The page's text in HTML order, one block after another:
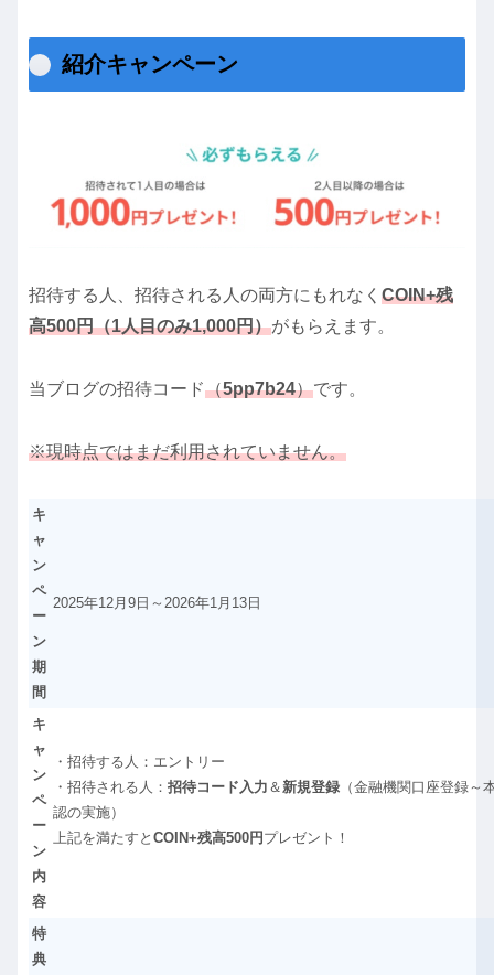
紹介キャンペーン
招待する人、招待される人の両方にもれなく COIN+残
高500円（1人目のみ1,000円）がもらえます。
当ブログの招待コード（5pp7b24）です。
※現時点ではまだ利用されていません。
キ
ャ
ン
ペ
ー
ン
期
間
2025年12月9日～2026年1月13日
キ
ャ
ン
ペ
ー
ン
内
容
・招待する人：エントリー
・招待される人： 招待コード入力 ＆新規登録 （金融機関口座登録～
認の実施）
上記を満たすと COIN+残高500円 プレゼント！
特
典